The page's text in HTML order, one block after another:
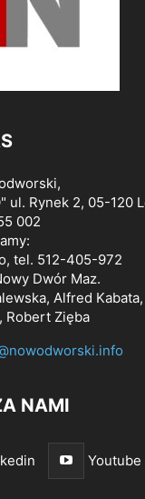
ul. Rynek 2, 05-120
002
, tel. 512-405-972
Dwór Maz.
Alfred
Robert Zięba
NAMI
Youtube